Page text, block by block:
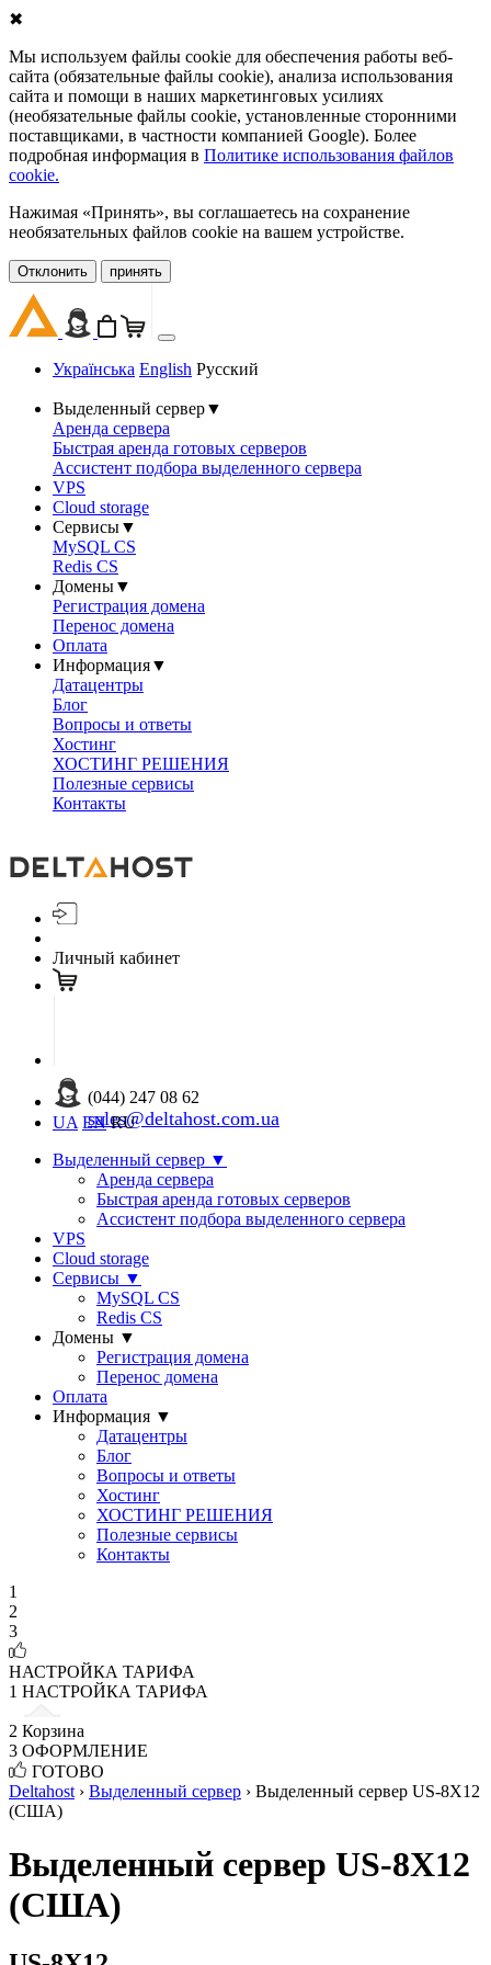
✖
Мы используем файлы cookie для обеспечения работы веб-
сайта (обязательные файлы cookie), анализа использования
сайта и помощи в наших маркетинговых усилиях
(необязательные файлы cookie, установленные сторонними
поставщиками, в частности компанией Google). Более
подробная информация в Политике использования файлов
cookie.
Нажимая «Принять», вы соглашаетесь на сохранение
необязательных файлов cookie на вашем устройстве.
Oтклонить принять
Українська English Русский
Выделенный сервер▼
Аренда сервера
Быстрая аренда готовых серверов
Ассистент подбора выделенного сервера
VPS
Cloud storage
Сервисы▼
MySQL CS
Redis CS
Домены▼
Регистрация домена
Перенос домена
Оплата
Информация▼
Датацентры
Блог
Вопросы и ответы
Хостинг
ХОСТИНГ РЕШЕНИЯ
Полезные сервисы
Контакты
Личный кабинет
(044) 247 08 62
sales@deltahost.com.ua
UA EN RU
Выделенный сервер ▼
Аренда сервера
Быстрая аренда готовых серверов
Ассистент подбора выделенного сервера
VPS
Cloud storage
Сервисы ▼
MySQL CS
Redis CS
Домены ▼
Регистрация домена
Перенос домена
Оплата
Информация ▼
Датацентры
Блог
Вопросы и ответы
Хостинг
ХОСТИНГ РЕШЕНИЯ
Полезные сервисы
Контакты
1
2
3
НАСТРОЙКА ТАРИФА
1 НАСТРОЙКА ТАРИФА
2 Корзина
3 ОФОРМЛЕНИЕ
ГОТОВО
Deltahost › Выделенный сервер › Выделенный сервер US-8X12
(США)
Выделенный сервер US-8X12
(США)